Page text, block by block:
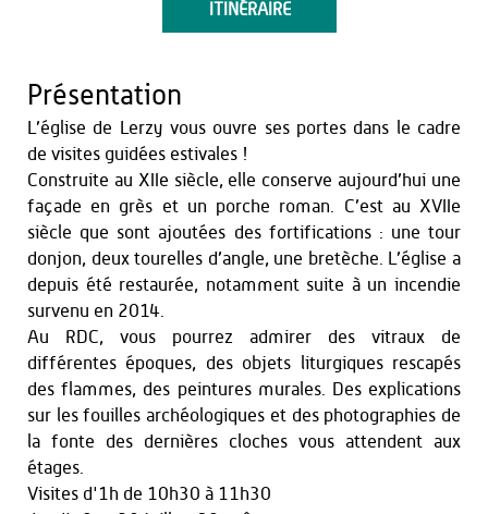
ITINÉRAIRE
Présentation
L’église de Lerzy vous ouvre ses portes dans le cadre
de visites guidées estivales !
Construite au XIIe siècle, elle conserve aujourd’hui une
façade en grès et un porche roman. C’est au XVIIe
siècle que sont ajoutées des fortifications : une tour
donjon, deux tourelles d’angle, une bretèche. L’église a
depuis été restaurée, notamment suite à un incendie
survenu en 2014.
Au RDC, vous pourrez admirer des vitraux de
différentes époques, des objets liturgiques rescapés
des flammes, des peintures murales. Des explications
sur les fouilles archéologiques et des photographies de
la fonte des dernières cloches vous attendent aux
étages.
Visites d'1h de 10h30 à 11h30